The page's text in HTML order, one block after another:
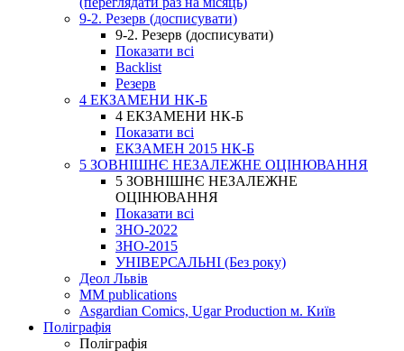
9-2. Резерв (досписувати)
9-2. Резерв (досписувати)
Показати всі
Backlist
Резерв
4 ЕКЗАМЕНИ НК-Б
4 ЕКЗАМЕНИ НК-Б
Показати всі
ЕКЗАМЕН 2015 НК-Б
5 ЗОВНІШНЄ НЕЗАЛЕЖНЕ ОЦІНЮВАННЯ
5 ЗОВНІШНЄ НЕЗАЛЕЖНЕ
ОЦІНЮВАННЯ
Показати всі
ЗНО-2022
ЗНО-2015
УНІВЕРСАЛЬНІ (Без року)
Деол Львів
MM publications
Asgardian Comics, Ugar Production м. Київ
Поліграфія
Поліграфія